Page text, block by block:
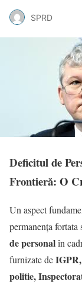
SPRD
Deficitul de
Frontieră: O
Un aspect
permanența
de personalîn
furnizate de
politie,